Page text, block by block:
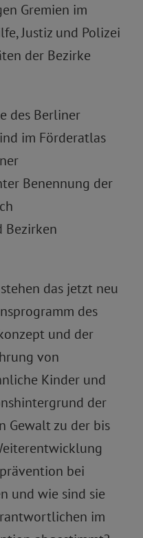
Gremien im
Justiz und Polizei
der Bezirke
des Berliner
im Förderatlas
Benennung der
Bezirken
das jetzt neu
des
und der
von
Kinder und
der
Gewalt zu der bis
bei
und wie sind sie
im